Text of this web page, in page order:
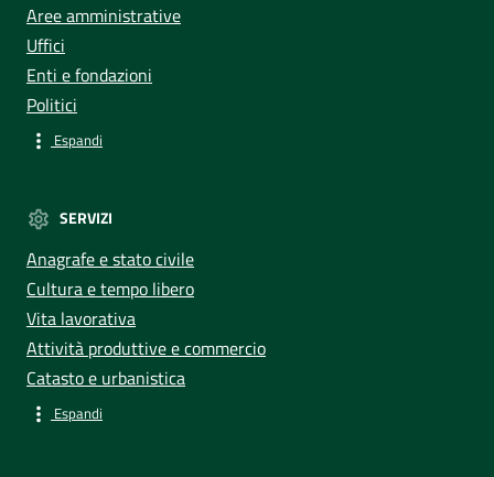
Aree amministrative
Uffici
Enti e fondazioni
Politici
Espandi
SERVIZI
Anagrafe e stato civile
Cultura e tempo libero
Vita lavorativa
Attività produttive e commercio
Catasto e urbanistica
Espandi